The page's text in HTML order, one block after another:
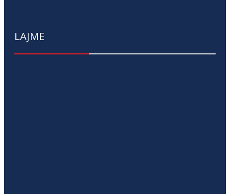
LAJME